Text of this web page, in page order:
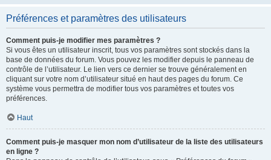
Préférences et paramètres des utilisateurs
Comment puis-je modifier mes paramètres ?
Si vous êtes un utilisateur inscrit, tous vos paramètres sont stockés dans la
base de données du forum. Vous pouvez les modifier depuis le panneau de
contrôle de l’utilisateur. Le lien vers ce dernier se trouve généralement en
cliquant sur votre nom d’utilisateur situé en haut des pages du forum. Ce
système vous permettra de modifier tous vos paramètres et toutes vos
préférences.
Haut
Comment puis-je masquer mon nom d’utilisateur de la liste des utilisateurs
en ligne ?